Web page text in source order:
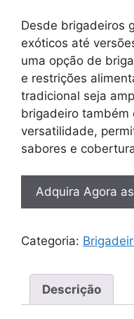
Desde brigadeiros
exóticos até
uma opção de
e restrições
tradicional seja
brigadeiro também
versatilidade,
sabores e
Adquira Agora
Categoria:
Descrição